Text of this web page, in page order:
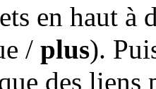
en haut
/ plus).
des liens